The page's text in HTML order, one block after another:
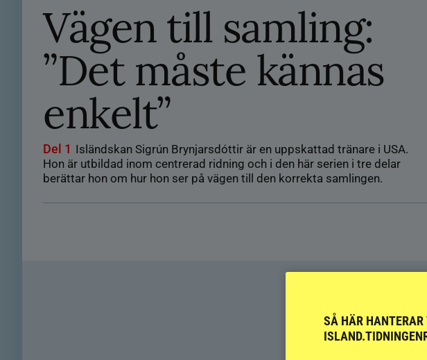
Vägen till samling:
”Det måste kännas
enkelt”
Del 1 Isländskan Sigrún Brynjarsdóttir är en uppskattad tränare i USA.
Hon är utbildad inom centrerad ridning och i den här serien i tre delar
berättar hon om hur hon ser på vägen till den korrekta samlingen.
SÅ HÄR HANTERAR